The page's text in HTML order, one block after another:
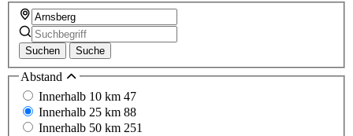
Suchen Suche
Abstand
Innerhalb 10 km 47
Innerhalb 25 km 88
Innerhalb 50 km 251